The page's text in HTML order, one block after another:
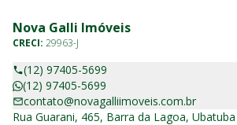
Nova Galli Imóveis
CRECI: 29963-J
(12) 97405-5699
(12) 97405-5699
contato@novagalliimoveis.com.br
Rua Guarani, 465, Barra da Lagoa,